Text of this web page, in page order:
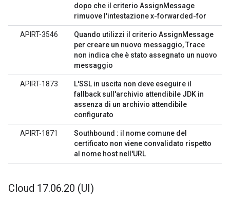
dopo che il criterio AssignMessage
rimuove l'intestazione x-forwarded-for
APIRT-3546
Quando utilizzi il criterio AssignMessage
per creare un nuovo messaggio, Trace
non indica che è stato assegnato un nuovo
messaggio
APIRT-1873
L'SSL in uscita non deve eseguire il
fallback sull'archivio attendibile JDK in
assenza di un archivio attendibile
configurato
APIRT-1871
Southbound : il nome comune del
certificato non viene convalidato rispetto
al nome host nell'URL
Cloud 17.06.20 (UI)